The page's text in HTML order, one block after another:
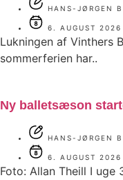
HANS-JØRGEN
6. AUGUST 2026
Lukningen af Vinthers
sommerferien har..
Ny balletsæson
HANS-JØRGEN
6. AUGUST 2026
Foto: Allan Theill I uge